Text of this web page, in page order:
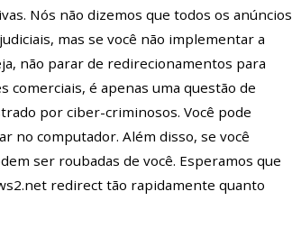
Nós não dizemos que todos os anúncios
mas se você não implementar a
não parar de redirecionamentos para
comerciais, é apenas uma questão de
por ciber-criminosos. Você pode
no computador. Além disso, se você
ser roubadas de você. Esperamos que
redirect tão rapidamente quanto